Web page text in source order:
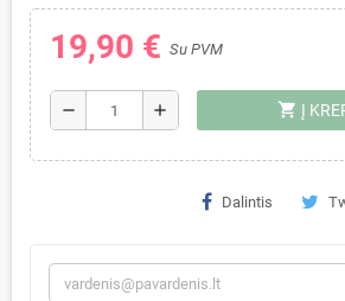
19,90 € Su PVM
remove add shopping_cart Į
Dalintis